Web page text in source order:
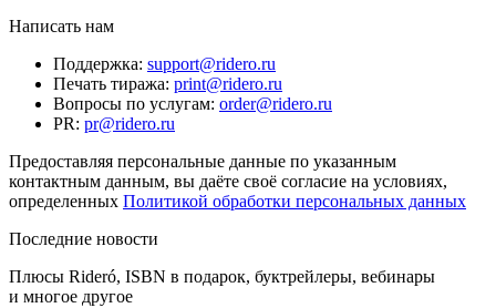
Написать нам
Поддержка: support@ridero.ru
Печать тиража: print@ridero.ru
Вопросы по услугам: order@ridero.ru
PR: pr@ridero.ru
Предоставляя персональные данные по указанным
контактным данным, вы даёте своё согласие на условиях,
определенных Политикой обработки персональных данных
Последние новости
Плюсы Rideró, ISBN в подарок, буктрейлеры, вебинары
и многое другое